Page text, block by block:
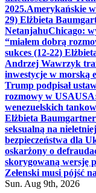
2025.Amerykańskie
29) Elżbieta
NetanjahuChicago:
“miałem dobrą
sukces (12-22)
Andrzej Wawrzyk
inwestycje w morską
Trump podpisał
rozmowy w USA
wenezuelskich
Elżbieta Baumgartner
seksualną na
bezpieczeństwa dla
oskarżony o
skorygowaną wersję
Zełenski musi pójść
Sun. Aug 9th, 2026